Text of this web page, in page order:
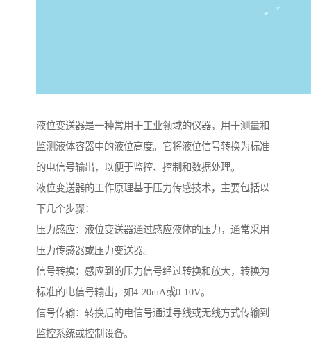
液位变送器是一种常用于工业领域的仪器，用于测量和
监测液体容器中的液位高度。它将液位信号转换为标准
的电信号输出，以便于监控、控制和数据处理。
液位变送器的工作原理基于压力传感技术，主要包括以
下几个步骤：
压力感应：液位变送器通过感应液体的压力，通常采用
压力传感器或压力变送器。
信号转换：感应到的压力信号经过转换和放大，转换为
标准的电信号输出，如4-20mA或0-10V。
信号传输：转换后的电信号通过导线或无线方式传输到
监控系统或控制设备。